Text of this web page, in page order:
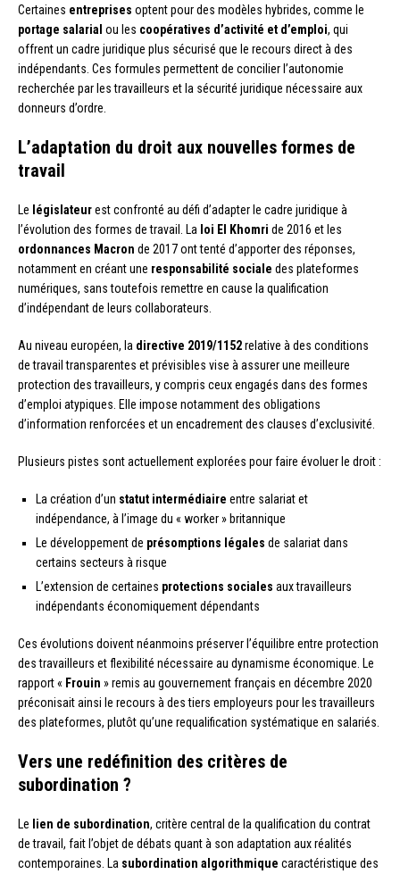
Certaines entreprises optent pour des modèles hybrides, comme le
portage salarial ou les coopératives d’activité et d’emploi, qui
offrent un cadre juridique plus sécurisé que le recours direct à des
indépendants. Ces formules permettent de concilier l’autonomie
recherchée par les travailleurs et la sécurité juridique nécessaire aux
donneurs d’ordre.
L’adaptation du droit aux nouvelles formes de
travail
Le législateurest confronté au défi d’adapter le cadre juridique à
l’évolution des formes de travail. La loi El Khomri de 2016 et les
ordonnances Macron de 2017 ont tenté d’apporter des réponses,
notamment en créant une responsabilité sociale des plateformes
numériques, sans toutefois remettre en cause la qualification
d’indépendant de leurs collaborateurs.
Au niveau européen, la directive 2019/1152relative à des conditions
de travail transparentes et prévisibles vise à assurer une meilleure
protection des travailleurs, y compris ceux engagés dans des formes
d’emploi atypiques. Elle impose notamment des obligations
d’information renforcées et un encadrement des clauses d’exclusivité.
Plusieurs pistes sont actuellement explorées pour faire évoluer le droit :
La création d’un statut intermédiaire entre salariat et
indépendance, à l’image du « worker » britannique
Le développement de présomptions légales de salariat dans
certains secteurs à risque
L’extension de certaines protections sociales aux travailleurs
indépendants économiquement dépendants
Ces évolutions doivent néanmoins préserver l’équilibre entre protection
des travailleurs et flexibilité nécessaire au dynamisme économique. Le
rapport « Frouin » remis au gouvernement français en décembre 2020
préconisait ainsi le recours à des tiers employeurs pour les travailleurs
des plateformes, plutôt qu’une requalification systématique en salariés.
Vers une redéfinition des critères de
subordination ?
Le lien de subordination, critère central de la qualification du contrat
de travail, fait l’objet de débats quant à son adaptation aux réalités
contemporaines. La subordination algorithmique caractéristique des